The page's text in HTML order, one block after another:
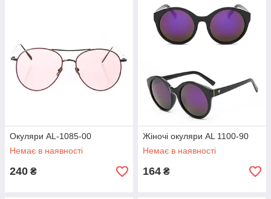
Окуляри AL-1085-00
Немає в наявності
240 ₴
Жіночі окуляри AL 1100-90
Немає в наявності
164 ₴